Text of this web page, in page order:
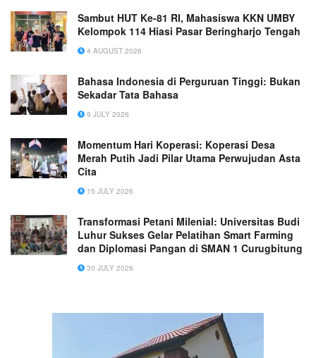
Sambut HUT Ke-81 RI, Mahasiswa KKN UMBY
Kelompok 114 Hiasi Pasar Beringharjo Tengah
4 AUGUST 2026
Bahasa Indonesia di Perguruan Tinggi: Bukan
Sekadar Tata Bahasa
9 JULY 2026
Momentum Hari Koperasi: Koperasi Desa
Merah Putih Jadi Pilar Utama Perwujudan Asta
Cita
15 JULY 2026
Transformasi Petani Milenial: Universitas Budi
Luhur Sukses Gelar Pelatihan Smart Farming
dan Diplomasi Pangan di SMAN 1 Curugbitung
30 JULY 2026